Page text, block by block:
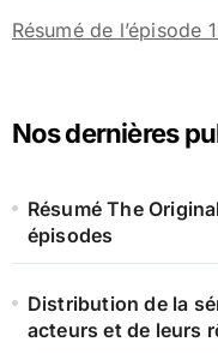
Résumé de l’épisode
Nos dernières
Résumé The
épisodes
Distribution de la
acteurs et de leurs